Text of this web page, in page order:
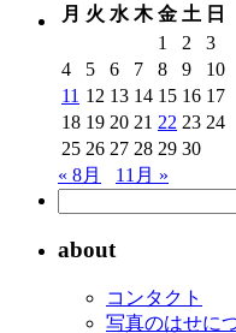
カ
ブ
月 火 水 木 金 土 日
1
2
3
4
5 6 7 8 9
10
11 12 13 14 15 16 17
18 19 20 21 22 23 24
25 26 27 28 29 30
« 8月
11月 »
about
コンタクト
写真のはせに